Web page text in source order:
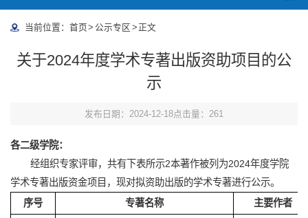
当前位置： 首页> 公示专区 > 正文
关于2024年度学术专著出版资助项目的公
示
发布日期：2024-12-18点击量： 261
各二级学院：
经组织专家评审，共有下表所示2本著作被列为2024年度学院
学术专著出版资金项目，现对拟资助出版的学术专著进行公示。
序号
专著名称 主要作者